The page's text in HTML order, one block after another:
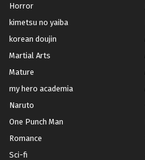
Horror
kimetsu no yaiba
korean doujin
Martial Arts
Mature
my hero academia
Naruto
One Punch Man
Romance
Sci-fi